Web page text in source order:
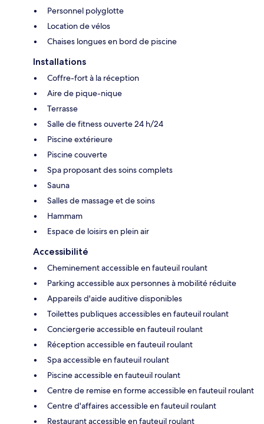
Personnel polyglotte
Location de vélos
Chaises longues en bord de piscine
Installations
Coffre-fort à la réception
Aire de pique-nique
Terrasse
Salle de fitness ouverte 24 h/24
Piscine extérieure
Piscine couverte
Spa proposant des soins complets
Sauna
Salles de massage et de soins
Hammam
Espace de loisirs en plein air
Accessibilité
Cheminement accessible en fauteuil roulant
Parking accessible aux personnes à mobilité réduite
Appareils d'aide auditive disponibles
Toilettes publiques accessibles en fauteuil roulant
Conciergerie accessible en fauteuil roulant
Réception accessible en fauteuil roulant
Spa accessible en fauteuil roulant
Piscine accessible en fauteuil roulant
Centre de remise en forme accessible en fauteuil roulant
Centre d'affaires accessible en fauteuil roulant
Restaurant accessible en fauteuil roulant